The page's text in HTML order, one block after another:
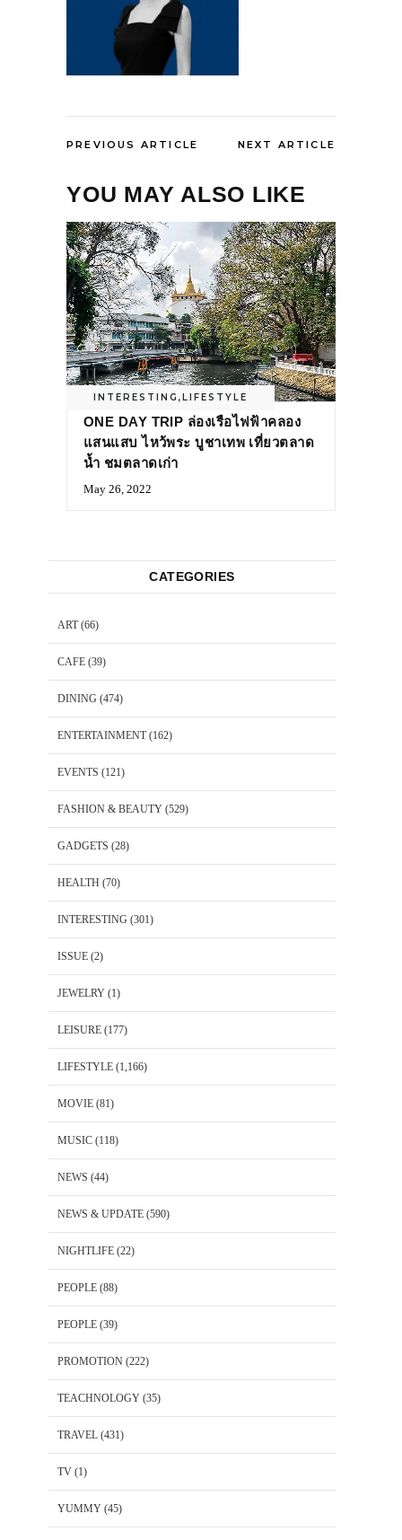
PREVIOUS ARTICLE NEXT ARTICLE
YOU MAY ALSO LIKE
INTERESTING ,LIFESTYLE
ONE DAY TRIP ล่องเรือไฟฟ้าคลอง
แสนแสบ ไหว้พระ บูชาเทพ เที่ยวตลาด
น้ำ ชมตลาดเก่า
May 26, 2022
CATEGORIES
ART(66)
CAFE (39)
DINING (474)
ENTERTAINMENT(162)
EVENTS (121)
FASHION & BEAUTY (529)
GADGETS (28)
HEALTH (70)
INTERESTING (301)
ISSUE (2)
JEWELRY (1)
LEISURE (177)
LIFESTYLE (1,166)
MOVIE (81)
MUSIC (118)
NEWS (44)
NEWS & UPDATE (590)
NIGHTLIFE (22)
PEOPLE (88)
PEOPLE (39)
PROMOTION (222)
TEACHNOLOGY (35)
TRAVEL (431)
TV (1)
YUMMY (45)